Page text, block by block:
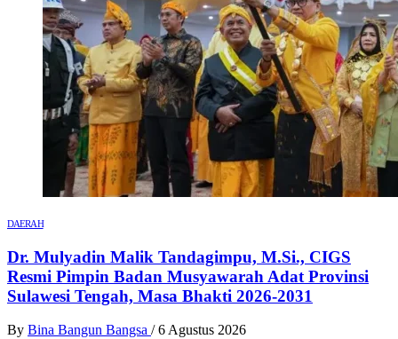
DAERAH
Dr. Mulyadin Malik Tandagimpu, M.Si., CIGS
Resmi Pimpin Badan Musyawarah Adat Provinsi
Sulawesi Tengah, Masa Bhakti 2026-2031
By Bina Bangun Bangsa / 6 Agustus 2026